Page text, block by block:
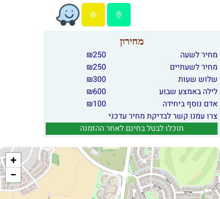
מחירון
מחיר לשעה 250
₪
מחיר לשעתיים
250
₪
שלוש שעות
300
₪
לילה באמצע שבוע
600
₪
אדם נוסף ביחידה
100
₪
צרו עמנו קשר לבדיקת מחיר עדכני
תוכלו לבטל בחינם לאחר ההזמנה
+
−